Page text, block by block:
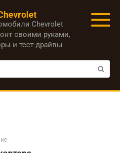
Chevrolet
своими руками,
и тест-драйвы